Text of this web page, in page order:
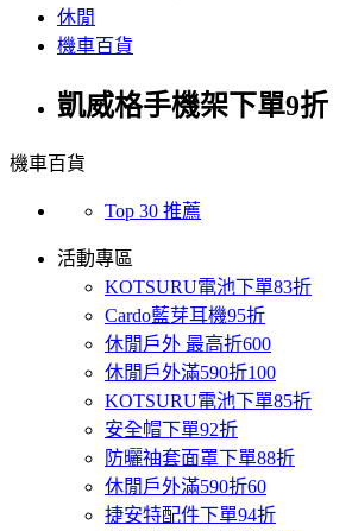
休閒
機車百貨
凱威格手機架下單9折
機車百貨
Top 30 推薦
活動專區
KOTSURU電池下單83折
Cardo藍芽耳機95折
休閒戶外 最高折600
休閒戶外滿590折100
KOTSURU電池下單85折
安全帽下單92折
防曬䄂套面罩下單88折
休閒戶外滿590折60
捷安特配件下單94折